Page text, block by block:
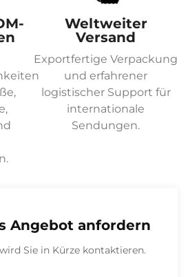
Weltweiter
Versand
Exportfertige Verpackung
und erfahrener
logistischer Support für
internationale
Sendungen.
Angebot anfordern
Sie in Kürze kontaktieren.